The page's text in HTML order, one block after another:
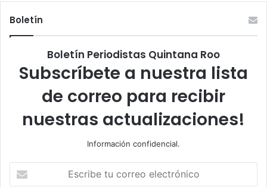
Boletín
Boletín Periodistas Quintana Roo
Subscríbete a nuestra lista
de correo para recibir
nuestras actualizaciones!
Información confidencial.